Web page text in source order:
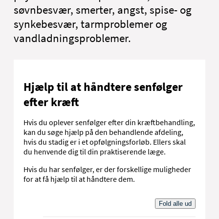
søvnbesvær, smerter, angst, spise- og
synkebesvær, tarmproblemer og
vandladningsproblemer.
Hjælp til at håndtere senfølger
efter kræft
Hvis du oplever senfølger efter din kræftbehandling,
kan du søge hjælp på den behandlende afdeling,
hvis du stadig er i et opfølgningsforløb. Ellers skal
du henvende dig til din praktiserende læge.
Hvis du har senfølger, er der forskellige muligheder
for at få hjælp til at håndtere dem.
Fold alle ud